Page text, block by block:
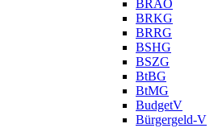
BRAO
BRKG
BRRG
BSHG
BSZG
BtBG
BtMG
BudgetV
Bürgergeld-V